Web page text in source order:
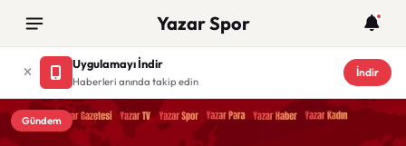
Yazar Spor
Uygulamayı İndir
Haberleri anında takip edin
İndir
Gündem